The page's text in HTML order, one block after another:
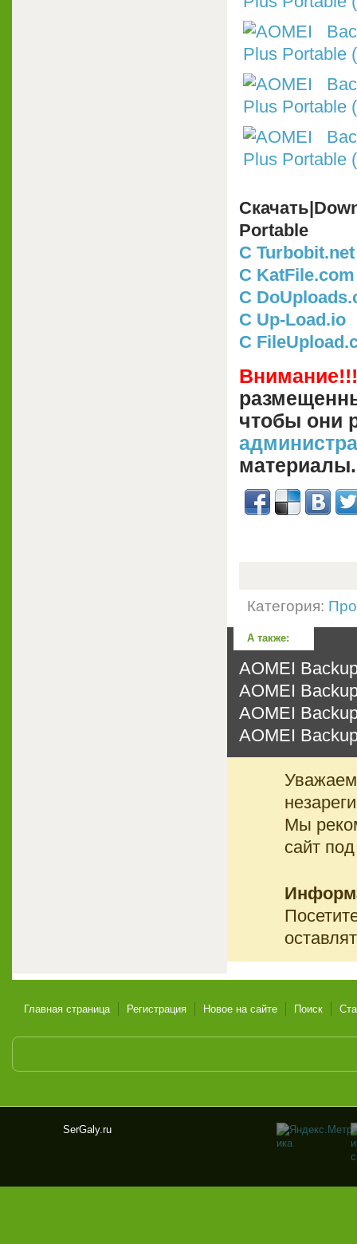
Portable
C Turbobit.net
C KatFile.com
C
С Up-Load.io
С
Внимание!!!
чтобы они
материалы.
Категория:
А также:
AOMEI
AOMEI
AOMEI
AOMEI
Мы
сайт
Главная страница Регистрация Новое на сайте Поиск
y.ru
SerGaly.ru